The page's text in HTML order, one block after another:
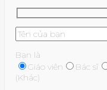
Bạn là
Giáo viên
Bác sĩ
(Khác)